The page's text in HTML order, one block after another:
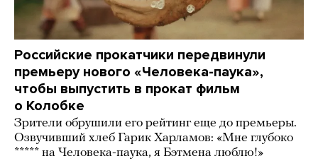
Российские прокатчики передвинули
премьеру нового «Человека-паука»,
чтобы выпустить в прокат фильм
о Колобке
Зрители обрушили его рейтинг еще до премьеры.
Озвучивший хлеб Гарик Харламов: «Мне глубоко
***** на Человека-паука, я Бэтмена люблю!»